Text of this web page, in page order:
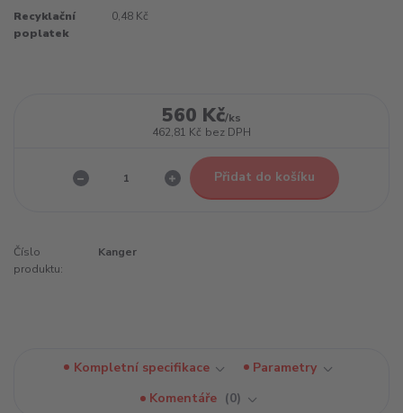
Recyklační
poplatek
0,48 Kč
560 Kč/ks
462,81 Kč bez DPH
Přidat do košíku
Číslo
produktu:
Kanger
Kompletní specifikace
Parametry
Komentáře
0